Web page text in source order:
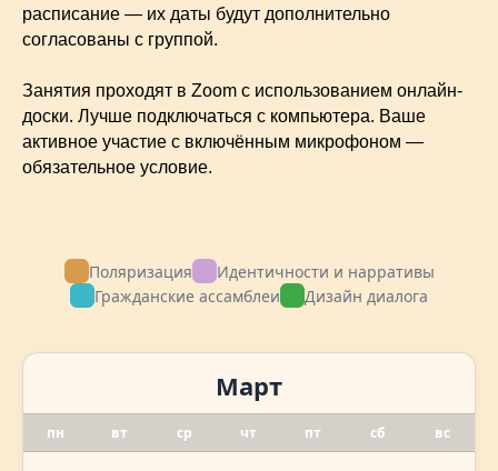
расписание — их даты будут дополнительно
согласованы с группой.
Занятия проходят в Zoom с использованием онлайн-
доски. Лучше подключаться с компьютера. Ваше
активное участие с включённым микрофоном —
обязательное условие.
Поляризация
Идентичности и нарративы
Гражданские ассамблеи
Дизайн диалога
Март
пн вт ср чт пт сб вс